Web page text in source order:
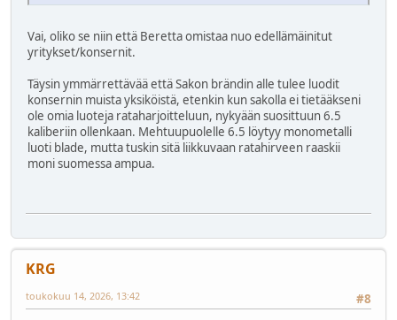
Vai, oliko se niin että Beretta omistaa nuo edellämäinitut
yritykset/konsernit.
Täysin ymmärrettävää että Sakon brändin alle tulee luodit
konsernin muista yksiköistä, etenkin kun sakolla ei tietääkseni
ole omia luoteja rataharjoitteluun, nykyään suosittuun 6.5
kaliberiin ollenkaan. Mehtuupuolelle 6.5 löytyy monometalli
luoti blade, mutta tuskin sitä liikkuvaan ratahirveen raaskii
moni suomessa ampua.
KRG
#8
toukokuu 14, 2026, 13:42